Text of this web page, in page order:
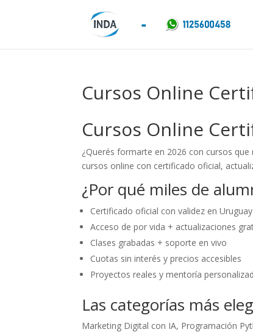
Cursos Online
Cursos Online
¿Querés formarte en 2026 con cursos
cursos online con certificado oficial,
¿Por qué miles de
Certificado oficial con validez en
Acceso de por vida + actualizaciones
Clases grabadas + soporte en vivo
Cuotas sin interés y precios accesibles
Proyectos reales y mentoría
Las categorías más
Marketing Digital con IA, Programación